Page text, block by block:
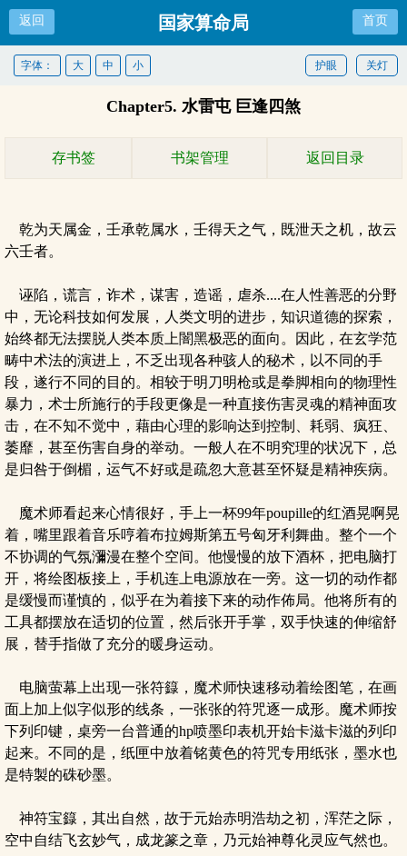
返回 国家算命局 首页
关灯
护眼
字体： 大 中 小
Chapter5. 水雷屯 巨逢四煞
存书签 书架管理 返回目录
乾为天属金，壬承乾属水，壬得天之气，既泄天之机，故云
六壬者。
诬陷，谎言，诈术，谋害，造谣，虐杀....在人性善恶的分野
中，无论科技如何发展，人类文明的进步，知识道德的探索，
始终都无法摆脱人类本质上闇黑极恶的面向。因此，在玄学范
畴中术法的演进上，不乏出现各种骇人的秘术，以不同的手
段，遂行不同的目的。相较于明刀明枪或是拳脚相向的物理性
暴力，术士所施行的手段更像是一种直接伤害灵魂的精神面攻
击，在不知不觉中，藉由心理的影响达到控制、耗弱、疯狂、
萎靡，甚至伤害自身的举动。一般人在不明究理的状况下，总
是归咎于倒楣，运气不好或是疏忽大意甚至怀疑是精神疾病。
魔术师看起来心情很好，手上一杯99年poupille的红酒晃啊晃
着，嘴里跟着音乐哼着布拉姆斯第五号匈牙利舞曲。整个一个
不协调的气氛瀰漫在整个空间。他慢慢的放下酒杯，把电脑打
开，将绘图板接上，手机连上电源放在一旁。这一切的动作都
是缓慢而谨慎的，似乎在为着接下来的动作佈局。他将所有的
工具都摆放在适切的位置，然后张开手掌，双手快速的伸缩舒
展，替手指做了充分的暖身运动。
电脑萤幕上出现一张符籙，魔术师快速移动着绘图笔，在画
面上加上似字似形的线条，一张张的符咒逐一成形。魔术师按
下列印键，桌旁一台普通的hp喷墨印表机开始卡滋卡滋的列印
起来。不同的是，纸匣中放着铭黄色的符咒专用纸张，墨水也
是特製的硃砂墨。
神符宝籙，其出自然，故于元始赤明浩劫之初，浑茫之际，
空中自结飞玄妙气，成龙篆之章，乃元始神尊化灵应气然也。